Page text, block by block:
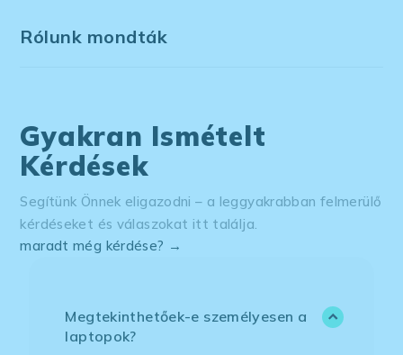
Rólunk mondták
Gyakran Ismételt
Kérdések
Segítünk Önnek eligazodni – a leggyakrabban felmerülő
kérdéseket és válaszokat itt találja.
maradt még kérdése? →
Megtekinthetőek-e személyesen a
laptopok?